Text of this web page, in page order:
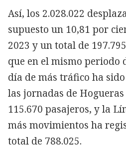
Así, los 2.028.022
supuesto un 10,81 por
2023 y un total de
que en el mismo periodo
día de más tráfico ha
las jornadas de
115.670 pasajeros, y la
más movimientos ha
total de 788.025.